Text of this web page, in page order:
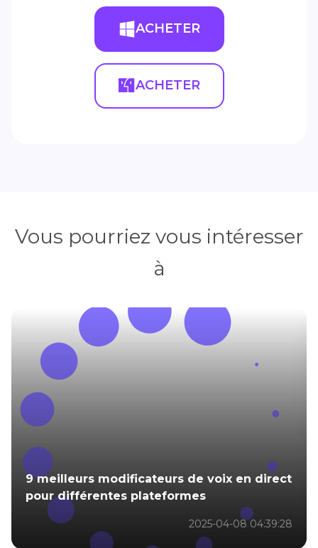
ACHETER
ACHETER
Vous pourriez vous intéresser
à
9 meilleurs modificateurs de voix en direct
pour différentes plateformes
2025-04-08 04:39:28